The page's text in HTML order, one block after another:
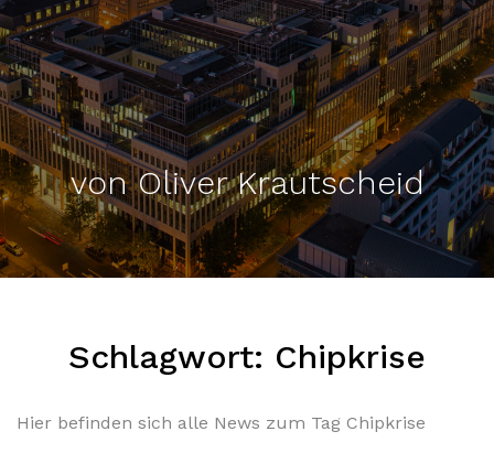
von Oliver Krautscheid
Schlagwort: Chipkrise
Hier befinden sich alle News zum Tag Chipkrise